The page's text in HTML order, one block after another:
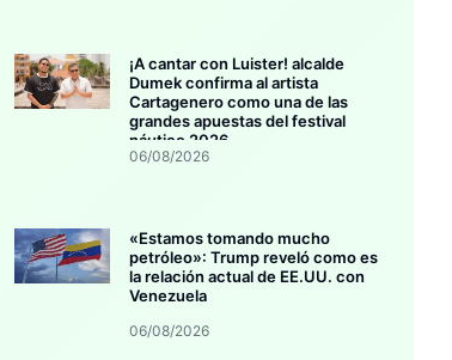
¡A cantar con Luister! alcalde
Dumek confirma al artista
Cartagenero como una de las
grandes apuestas del festival
náutico 2026
06/08/2026
«Estamos tomando mucho
petróleo»: Trump reveló como es
la relación actual de EE.UU. con
Venezuela
06/08/2026